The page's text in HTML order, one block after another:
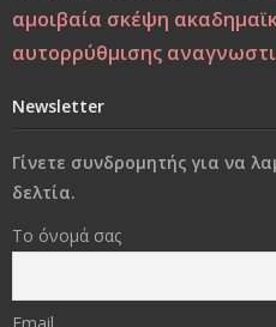
Η Παιδεία και η Μάθηση υπό
Λιαντίνη – Ακαδημαϊκή και
μορφές βίας που προμηνύουν
άνθρωπος..!
«Δεν φωτιζόμαστε
αμοιβαία σκέψη
αυτορρύθμισης
Newsletter
Γίνετε συνδρομητής για να
δελτία.
Το όνομά σας